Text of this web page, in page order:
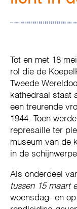
Tot en met 18
rol die de
Tweede
kathedraal staat
een treurende
1944. Toen
represaille ter
museum van de
in de
Als onderdeel
tussen 15 maart
woensdag- en